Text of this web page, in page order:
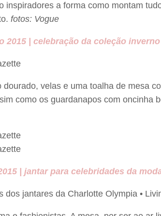
a forma como montam
fotos: Vogue
2015 | celebração da coleção inverno
velas e uma toalha de mesa
como os guardanapos com oncinha
| jantar para celebridades da